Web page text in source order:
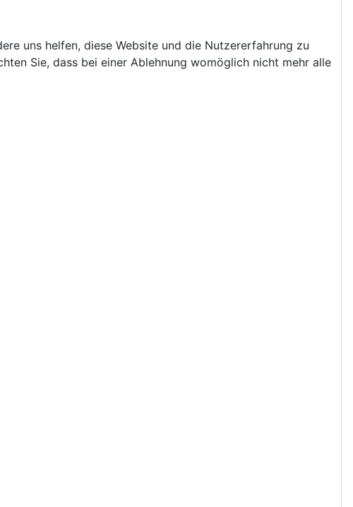
uns helfen, diese Website und die Nutzererfahrung zu
Sie, dass bei einer Ablehnung womöglich nicht mehr alle